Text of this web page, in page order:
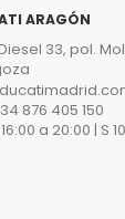
ARAGÓN
33, pol.
876 405 150
a 20:00 | S